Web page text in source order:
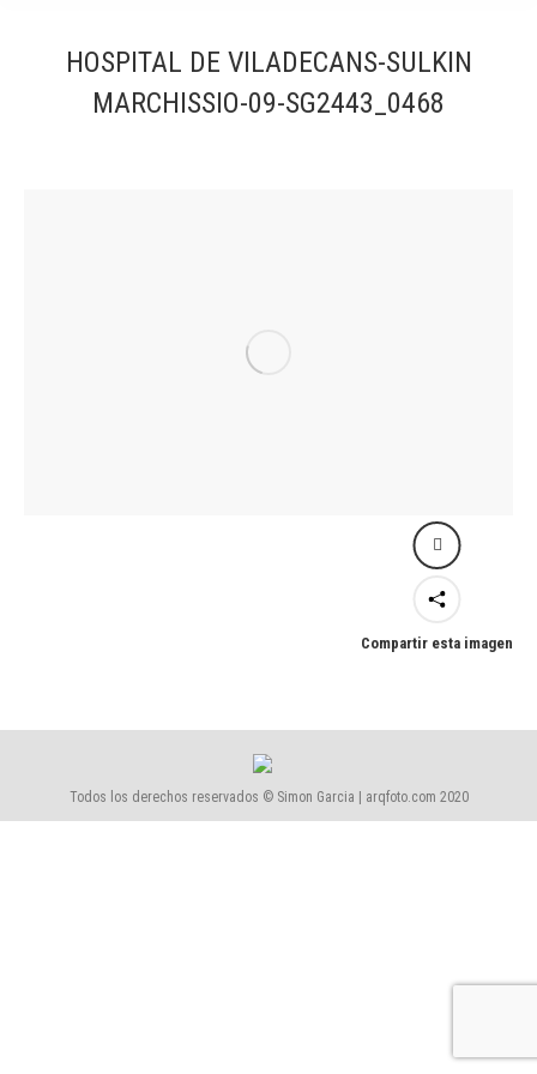
HOSPITAL DE VILADECANS-SULKIN
MARCHISSIO-09-SG2443_0468
Compartir esta imagen
Todos los derechos reservados © Simon Garcia | arqfoto.com 2020